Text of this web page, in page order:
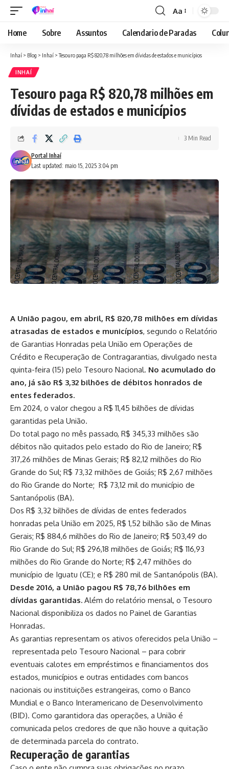
Font
Resizer
Aa
Home Sobre Assuntos Calendario de Paradas
Inhaí > Blog > Inhaí >Tesouro paga R$ 820,78 milhões em dívidas de estados e municípios
INHAÍ
Tesouro paga R$ 820,78 milhões em
dívidas de estados e municípios
Last updated: maio 15, 2025 3:04 pm
Portal Inhaí
3 Min Read
A União pagou, em abril, R$ 820,78 milhões em dívidas
atrasadas de estados e municípios, segundo o Relatório
de Garantias Honradas pela União em Operações de
Crédito e Recuperação de Contragarantias, divulgado nesta
quinta-feira (15) pelo Tesouro Nacional. No acumulado do
ano, já são R$ 3,32 bilhões de débitos honrados de
entes federados.
Em 2024, o valor chegou a R$ 11,45 bilhões de dívidas
garantidas pela União.
Do total pago no mês passado, R$ 345,33 milhões são
débitos não quitados pelo estado do Rio de Janeiro; R$
317,26 milhões de Minas Gerais; R$ 82,12 milhões do Rio
Grande do Sul; R$ 73,32 milhões de Goiás; R$ 2,67 milhões
do Rio Grande do Norte; R$ 73,12 mil do município de
Santanópolis (BA).
Dos R$ 3,32 bilhões de dívidas de entes federados
honradas pela União em 2025, R$ 1,52 bilhão são de Minas
Gerais; R$ 884,6 milhões do Rio de Janeiro; R$ 503,49 do
Rio Grande do Sul; R$ 296,18 milhões de Goiás; R$ 116,93
milhões do Rio Grande do Norte; R$ 2,47 milhões do
município de Iguatu (CE); e R$ 280 mil de Santanópolis (BA).
Desde 2016, a União pagou R$ 78,76 bilhões em
dívidas garantidas. Além do relatório mensal, o Tesouro
Nacional disponibiliza os dados no Painel de Garantias
Honradas.
As garantias representam os ativos oferecidos pela União –
representada pelo Tesouro Nacional – para cobrir
eventuais calotes em empréstimos e financiamentos dos
estados, municípios e outras entidades com bancos
nacionais ou instituições estrangeiras, como o Banco
Mundial e o Banco Interamericano de Desenvolvimento
(BID). Como garantidora das operações, a União é
comunicada pelos credores de que não houve a quitação
de determinada parcela do contrato.
Recuperação de garantias